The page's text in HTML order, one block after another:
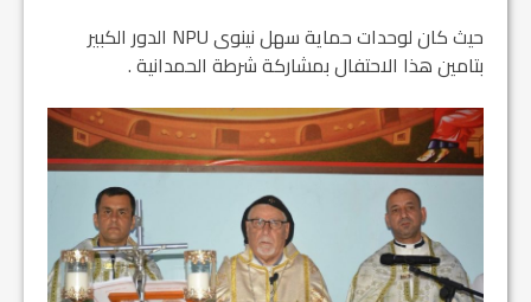
حيث كان لوحدات حماية سهل نينوى NPU الدور الكبير
بتامين هذا الاحتفال بمشاركة شرطة الحمدانية .